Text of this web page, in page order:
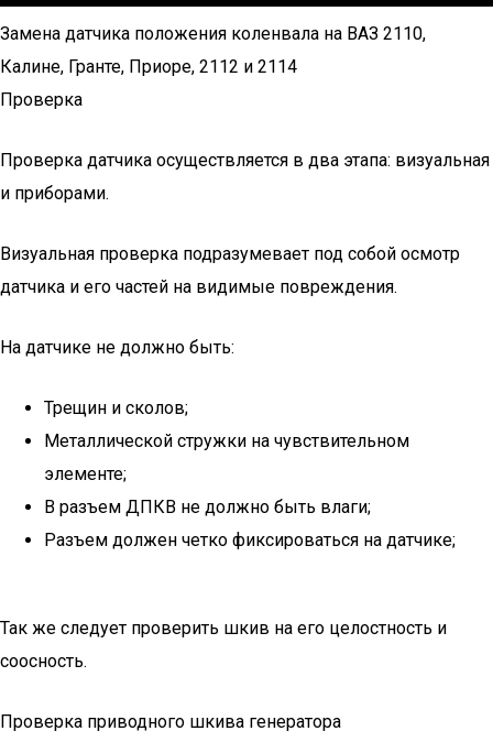
Замена датчика положения коленвала на ВАЗ 2110,
Калине, Гранте, Приоре, 2112 и 2114
Проверка
Проверка датчика осуществляется в два этапа: визуальная
и приборами.
Визуальная проверка подразумевает под собой осмотр
датчика и его частей на видимые повреждения.
На датчике не должно быть:
Трещин и сколов;
Металлической стружки на чувствительном
элементе;
В разъем ДПКВ не должно быть влаги;
Разъем должен четко фиксироваться на датчике;
Так же следует проверить шкив на его целостность и
соосность.
Проверка приводного шкива генератора